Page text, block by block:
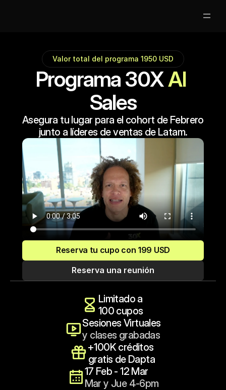
Partners
Clases Gratis
Nosotros
Jobs
5
Acceso Alumnos
Valor total del programa 1950 USD
Programa 30X AI
Sales
Asegura tu lugar para el cohort de Febrero
junto a líderes de ventas de Latam.
Reserva tu cupo con 199 USD
Reserva una reunión
Limitado a
100 cupos
Sesiones Virtuales
y clases grabadas
+100K créditos
gratis de Dapta
17 Feb - 12 Mar
Mar y Jue 4-6pm